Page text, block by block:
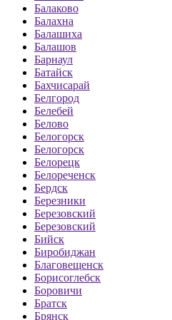
Балаково
Балахна
Балашиха
Балашов
Барнаул
Батайск
Бахчисарай
Белгород
Белебей
Белово
Белогорск
Белогорск
Белорецк
Белореченск
Бердск
Березники
Березовский
Березовский
Бийск
Биробиджан
Благовещенск
Борисоглебск
Боровичи
Братск
Брянск